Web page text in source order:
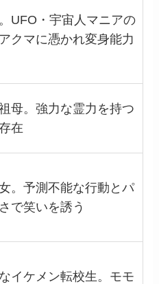
UFO・宇宙人マニアの
クマに憑かれ変身能力
母。強力な霊力を持つ
在
。予測不能な行動とパ
で笑いを誘う
イケメン転校生。モモ